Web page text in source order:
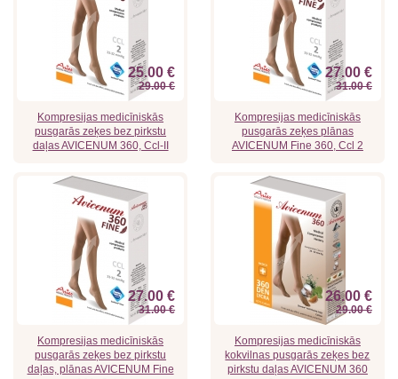
25.00 €
29.00 €
Kompresijas medicīniskās
pusgarās zeķes bez pirkstu
daļas AVICENUM 360, Ccl-II
27.00 €
31.00 €
Kompresijas medicīniskās
pusgarās zeķes plānas
AVICENUM Fine 360, Ccl 2
27.00 €
31.00 €
Kompresijas medicīniskās
pusgarās zeķes bez pirkstu
daļas, plānas AVICENUM Fine
26.00 €
29.00 €
Kompresijas medicīniskās
kokvilnas pusgarās zeķes bez
pirkstu daļas AVICENUM 360